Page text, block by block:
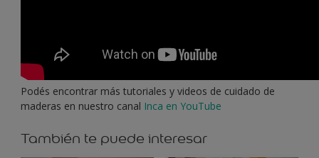
Podés encontrar más tutoriales y videos de cuidado de
maderas en nuestro canal Inca en YouTube
También te puede interesar